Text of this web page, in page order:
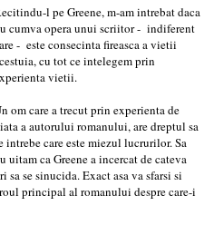
l pe Greene, m-am intrebat daca
cumva opera unui scriitor - indiferent
- este consecinta fireasca a vietii
cu tot ce intelegem prin
vietii.
om care a trecut prin experienta de
a autorului romanului, are dreptul sa
intrebe care este miezul lucrurilor. Sa
uitam ca Greene a incercat de cateva
sa se sinucida. Exact asa va sfarsi si
principal al romanului despre care-i